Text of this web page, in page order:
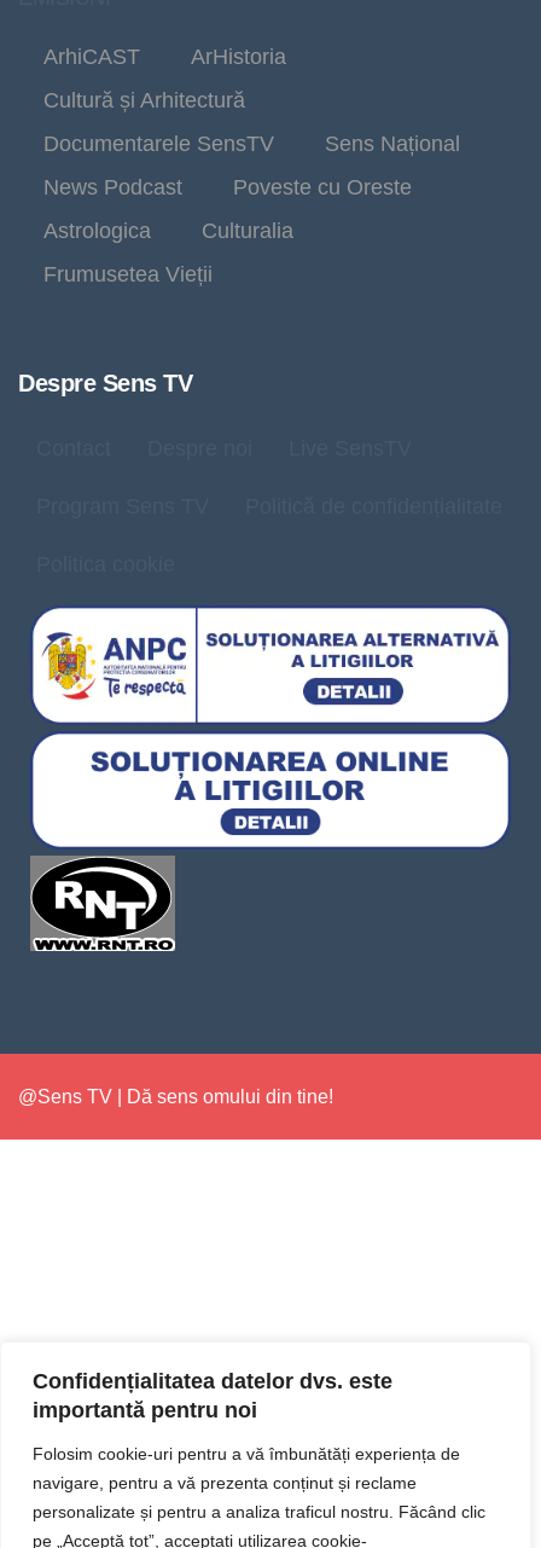
Confidențialitatea datelor dvs. este
importantă pentru noi
Folosim cookie-uri pentru a vă îmbunătăți experiența de
navigare, pentru a vă prezenta conținut și reclame
personalizate și pentru a analiza traficul nostru. Făcând clic
pe „Acceptă tot”, acceptați utilizarea cookie-
ArhiCAST
ArHistoria
Cultură și Arhitectură
Documentarele SensTV
Sens Național
News Podcast
Poveste cu Oreste
Astrologica
Culturalia
Frumusetea Vieții
Despre Sens TV
@Sens TV | Dă sens omului din tine!